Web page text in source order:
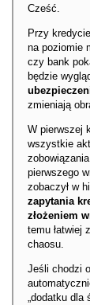
Cześć.
Przy
na poziomie
czy bank
będzie
zmieniają
W pierwszej
wszystkie
pierwszego
zobaczył w
zapytania
złożeniem
temu łatwiej
chaosu.
Jeśli chodzi
„dodatku dla